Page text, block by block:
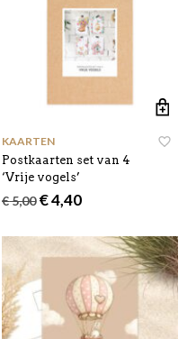
KAARTEN
Postkaarten set van 4
‘Vrije vogels’
€5,00 Oorspronkelijke
€4,40Huidige
€ 4,40.